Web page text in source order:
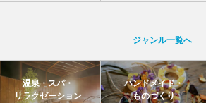
ジャンル一覧へ
温泉・スパ・
リラクゼーション
ハンドメイド・
ものづくり